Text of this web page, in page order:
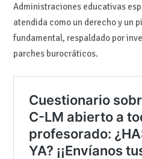
Administraciones educativas
atendida como un derecho y un
fundamental, respaldado por
parches burocráticos.